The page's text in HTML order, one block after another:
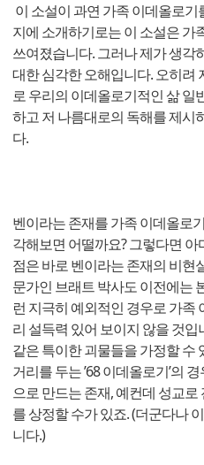
이 소설이 과연 가족 이데올로
지에 소개하기로는 이 소설은 가
쓰여졌습니다. 그러나 제가 생각
대한 심각한 오해입니다. 오히려
로 우리의 이데올로기적인 삶 일
하고 저 나름대로의 독해를 제시
다.
벤이라는 존재를 가족 이데올로
각해보면 어떨까요? 그렇다면
점은 바로 벤이라는 존재의 비현
문가인 브래트 박사도 이전에는
런 지극히 예외적인 경우로 가족
리 설득력 있어 보이지 않을 것
같은 특이한 괴물들을 가정할 수
거리를 두는 ’68 이데올로기’의
으로 만드는 존재, 예컨데 성교
를 상정할 수가 있죠. (더군다나
니다.)